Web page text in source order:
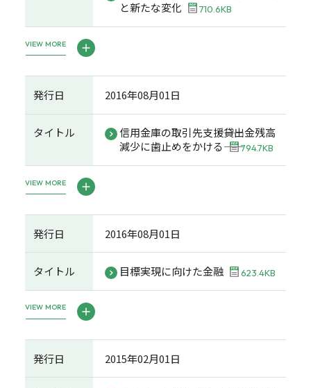
と新たな変化
710.6KB
VIEW MORE
発行日 2016年08月01日
タイトル
信用金庫の取引先支援――貸出金残高
減少に歯止めをかける――
794.7KB
VIEW MORE
発行日 2016年08月01日
タイトル 目標実現に向けた金融 623.4KB
VIEW MORE
発行日 2015年02月01日